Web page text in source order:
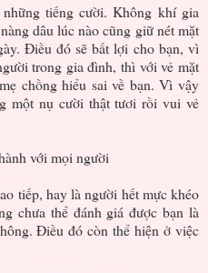
tiếng cười. Không khí gia
dâu lúc nào cũng giữ nét mặt
Điều đó sẽ bất lợi cho bạn, vì
trong gia đình, thì với vẻ mặt
chồng hiểu sai về bạn. Vì vậy
một nụ cười thật tươi rồi vui vẻ
với mọi người
tiếp, hay là người hết mực khéo
chưa thể đánh giá được bạn là
Điều đó còn thể hiện ở việc